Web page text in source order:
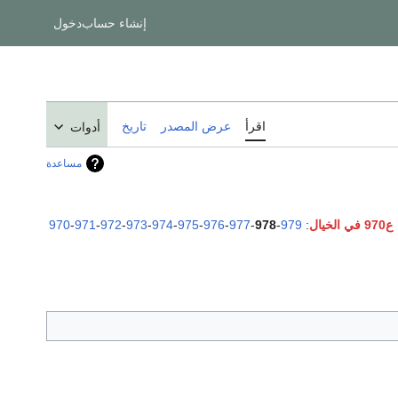
إنشاء حسابدخول
اقرأ عرض المصدر تاريخ أدوات
مساعدة
ع970 في الخيال :
970-971-972-973-974-975-976-977-978-979